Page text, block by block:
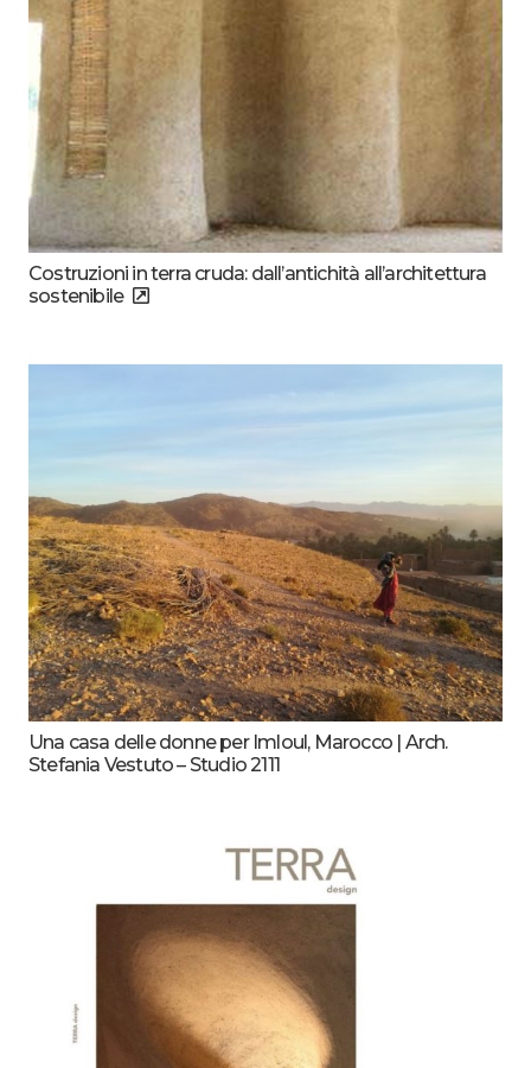
Costruzioni in terra cruda: dall’antichità all’architettura
sostenibile
Una casa delle donne per Imloul, Marocco | Arch.
Stefania Vestuto – Studio 2111